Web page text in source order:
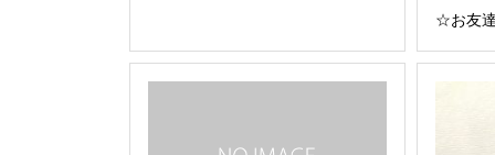
☆お友